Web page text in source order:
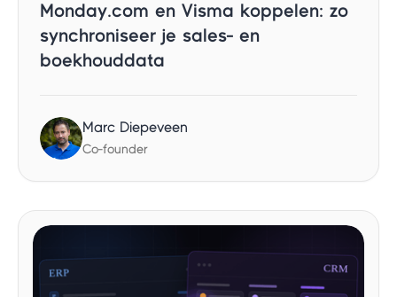
Monday.com en Visma koppelen: zo
synchroniseer je sales- en
boekhouddata
Marc Diepeveen
Co-founder